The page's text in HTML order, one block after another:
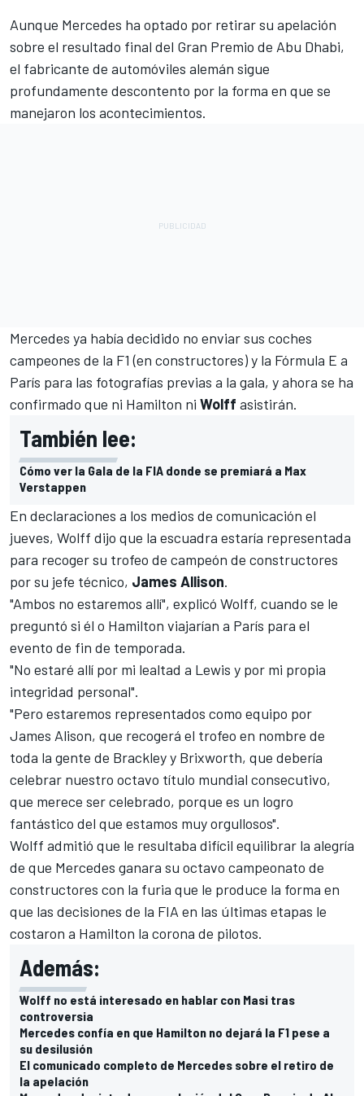
Aunque Mercedes ha optado por retirar su apelación
sobre el resultado final del Gran Premio de Abu Dhabi,
el fabricante de automóviles alemán sigue
profundamente descontento por la forma en que se
manejaron los acontecimientos.
Mercedes ya había decidido no enviar sus coches
campeones de la F1 (en constructores) y la Fórmula E a
París para las fotografías previas a la gala, y ahora se ha
confirmado que ni Hamilton ni Wolff asistirán.
También lee:
Cómo ver la Gala de la FIA donde se premiará a Max
Verstappen
En declaraciones a los medios de comunicación el
jueves, Wolff dijo que la escuadra estaría representada
para recoger su trofeo de campeón de constructores
por su jefe técnico, James Allison.
"Ambos no estaremos allí", explicó Wolff, cuando se le
preguntó si él o Hamilton viajarían a París para el
evento de fin de temporada.
"No estaré allí por mi lealtad a Lewis y por mi propia
integridad personal".
"Pero estaremos representados como equipo por
James Alison, que recogerá el trofeo en nombre de
toda la gente de Brackley y Brixworth, que debería
celebrar nuestro octavo título mundial consecutivo,
que merece ser celebrado, porque es un logro
fantástico del que estamos muy orgullosos".
Wolff admitió que le resultaba difícil equilibrar la alegría
de que Mercedes ganara su octavo campeonato de
constructores con la furia que le produce la forma en
que las decisiones de la FIA en las últimas etapas le
costaron a Hamilton la corona de pilotos.
Además:
Wolff no está interesado en hablar con Masi tras
controversia
Mercedes confía en que Hamilton no dejará la F1 pese a
su desilusión
El comunicado completo de Mercedes sobre el retiro de
la apelación